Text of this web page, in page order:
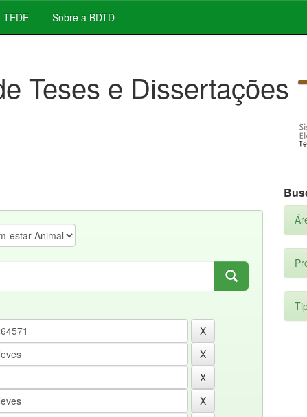
TEDE Sobre a BDTD
Teses e Dissertações